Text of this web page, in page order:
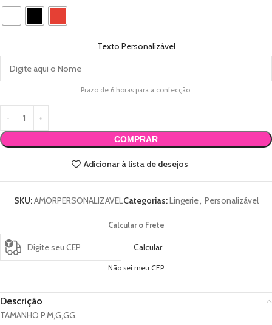
Texto Personalizável
Prazo de 6 horas para a confecção.
COMPRAR
Adicionar à lista de desejos
SKU:AMORPERSONALIZAVELCategorias:Lingerie Personalizável
Calcular o Frete
Calcular
Não sei meu CEP
Descrição
TAMANHO P,M,G,GG.